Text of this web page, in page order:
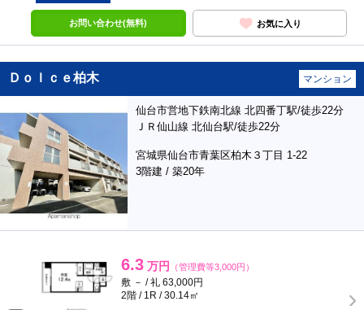
お問い合わせ(無料) お気に入り
Ｄｏｌｃｅ柏木 マンション
仙台市営地下鉄南北線 北四番丁駅/徒歩22分
ＪＲ仙山線 北仙台駅/徒歩22分
宮城県仙台市青葉区柏木３丁目 1-22
3階建 / 築20年
6.3 万円 （管理費等3,000円）
敷 － / 礼 63,000円
2階 / 1R / 30.14㎡